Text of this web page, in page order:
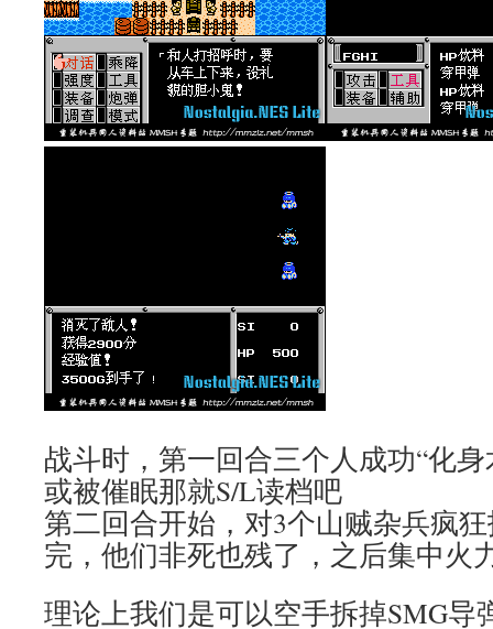
战斗时，第一回合三个人成功“化
或被催眠那就S/L读档吧
第二回合开始，对3个山贼杂兵疯
完，他们非死也残了，之后集中火
理论上我们是可以空手拆掉SMG导